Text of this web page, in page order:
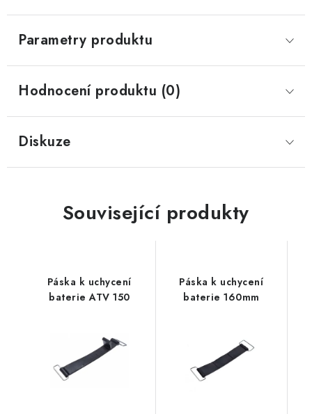
Parametry produktu
Hodnocení produktu (0)
Diskuze
Související produkty
Páska k uchycení
baterie ATV 150
Páska k uchycení
baterie 160mm